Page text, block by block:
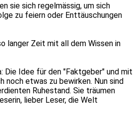
sie sich regelmässig, um sich
zu feiern oder Enttäuschungen
langer Zeit mit all dem Wissen in
Die Idee für den "Faktgeber" und mit
noch etwas zu bewirken. Nun sind
Ruhestand. Sie träumen
lieber Leser, die Welt